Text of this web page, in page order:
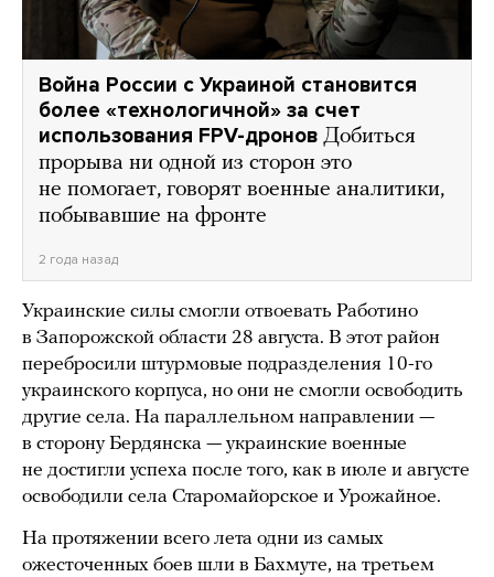
Война России с Украиной становится
более «технологичной» за счет
использования FPV-дронов Добиться
прорыва ни одной из сторон это
не помогает, говорят военные аналитики,
побывавшие на фронте
2 года назад
Украинские силы смогли отвоевать Работино
в Запорожской области 28 августа. В этот район
перебросили штурмовые подразделения 10-го
украинского корпуса, но они не смогли освободить
другие села. На параллельном направлении —
в сторону Бердянска — украинские военные
не достигли успеха после того, как в июле и августе
освободили села Старомайорское и Урожайное.
На протяжении всего лета одни из самых
ожесточенных боев шли в Бахмуте, на третьем